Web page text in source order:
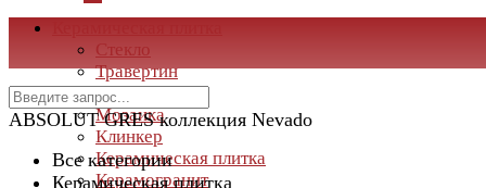
Стекло
Травертин
Мрамор
Мозаика
Клинкер
Керамическая плитка
Керамогранит
ABSOLUT GRES коллекция Nevado
Все категории
Керамическая плитка